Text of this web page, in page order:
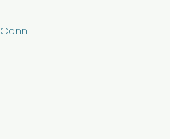
Connexion